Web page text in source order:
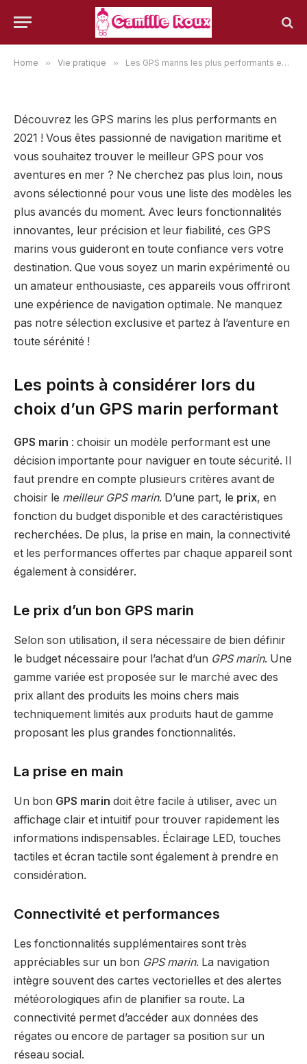
Home » Vie pratique » Les GPS marins les plus performants en 2021 : découvrez notre sélection !
notre sélection !
Découvrez les GPS marins les plus performants en
2021 ! Vous êtes passionné de navigation maritime et
vous souhaitez trouver le meilleur GPS pour vos
aventures en mer ? Ne cherchez pas plus loin, nous
avons sélectionné pour vous une liste des modèles les
plus avancés du moment. Avec leurs fonctionnalités
innovantes, leur précision et leur fiabilité, ces GPS
marins vous guideront en toute confiance vers votre
destination. Que vous soyez un marin expérimenté ou
un amateur enthousiaste, ces appareils vous offriront
une expérience de navigation optimale. Ne manquez
pas notre sélection exclusive et partez à l’aventure en
toute sérénité !
Les points à considérer lors du
choix d’un GPS marin performant
GPS marin : choisir un modèle performant est une
décision importante pour naviguer en toute sécurité. Il
faut prendre en compte plusieurs critères avant de
choisir le meilleur GPS marin. D’une part, le prix, en
fonction du budget disponible et des caractéristiques
recherchées. De plus, la prise en main, la connectivité
et les performances offertes par chaque appareil sont
également à considérer.
Le prix d’un bon GPS marin
Selon son utilisation, il sera nécessaire de bien définir
le budget nécessaire pour l’achat d’un GPS marin. Une
gamme variée est proposée sur le marché avec des
prix allant des produits les moins chers mais
techniquement limités aux produits haut de gamme
proposant les plus grandes fonctionnalités.
La prise en main
Un bon GPS marin doit être facile à utiliser, avec un
affichage clair et intuitif pour trouver rapidement les
informations indispensables. Éclairage LED, touches
tactiles et écran tactile sont également à prendre en
considération.
Connectivité et performances
Les fonctionnalités supplémentaires sont très
appréciables sur un bon GPS marin. La navigation
intègre souvent des cartes vectorielles et des alertes
météorologiques afin de planifier sa route. La
connectivité permet d’accéder aux données des
régates ou encore de partager sa position sur un
réseau social.